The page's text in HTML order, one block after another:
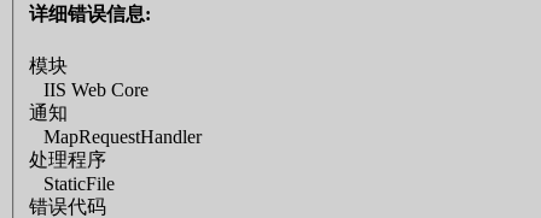
详细错误信息:
模块
IIS Web Core
通知
MapRequestHandler
处理程序
StaticFile
错误代码